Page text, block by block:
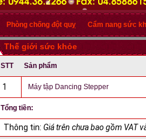
Phòng chống đột quỵ Cẩm nang sức
Thế giới sức khỏe
STT Sản phẩm
1 Máy tập Dancing Stepper
Tổng tiền:
Thông tin: Giá trên chưa bao gồm VAT